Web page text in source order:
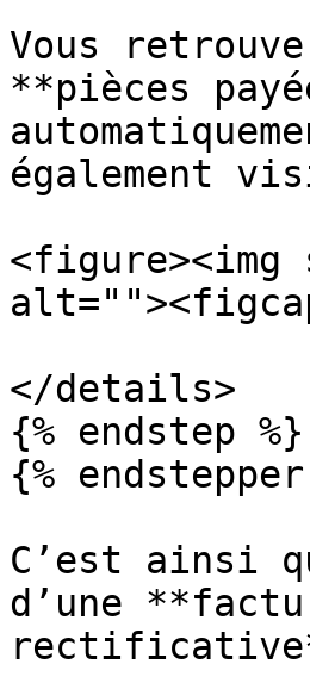
Vous
**pièces
également
<figure><img
</details>
{% endstep %}
{%
C’est ainsi
d’une